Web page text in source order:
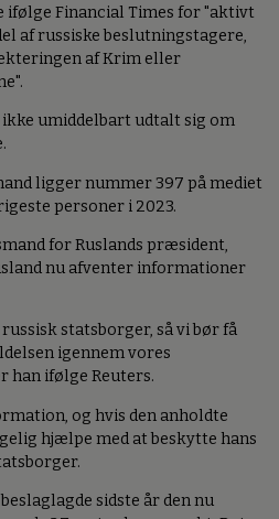
ifølge Financial Times for "aktivt
af russiske beslutningstagere,
af Krim eller
umiddelbart udtalt sig om
ligger nummer 397 på mediet
personer i 2023.
for Ruslands præsident,
nu afventer informationer
statsborger, så vi bør få
igennem vores
han ifølge Reuters.
og hvis den anholdte
hjælpe med at beskytte hans
sidste år den nu